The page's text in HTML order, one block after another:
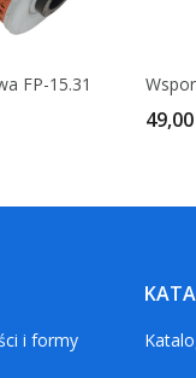
FP-15.31
49,00
i formy